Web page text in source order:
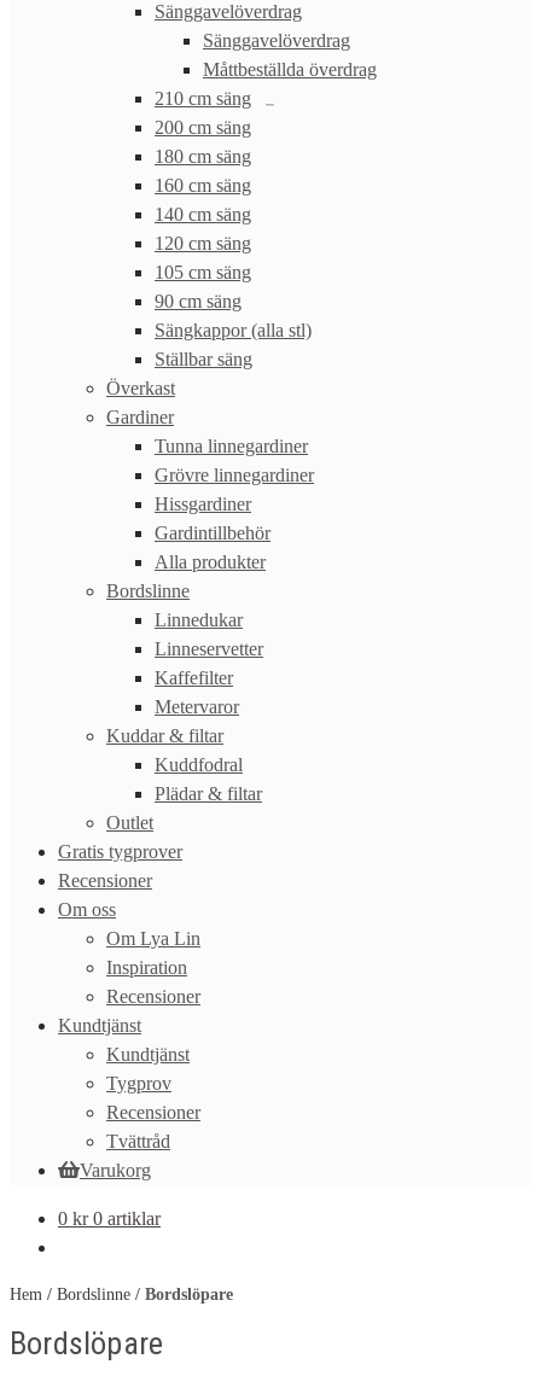
Sänggavelöverdrag
Sänggavelöverdrag
Måttbeställda överdrag
210 cm säng
200 cm säng
180 cm säng
160 cm säng
140 cm säng
120 cm säng
105 cm säng
90 cm säng
Sängkappor (alla stl)
Ställbar säng
Överkast
Gardiner
Tunna linnegardiner
Grövre linnegardiner
Hissgardiner
Gardintillbehör
Alla produkter
Bordslinne
Linnedukar
Linneservetter
Kaffefilter
Metervaror
Kuddar & filtar
Kuddfodral
Plädar & filtar
Outlet
Gratis tygprover
Recensioner
Om oss
Om Lya Lin
Inspiration
Recensioner
Kundtjänst
Kundtjänst
Tygprov
Recensioner
Tvättråd
Varukorg
0 kr 0 artiklar
Hem / Bordslinne / Bordslöpare
Bordslöpare